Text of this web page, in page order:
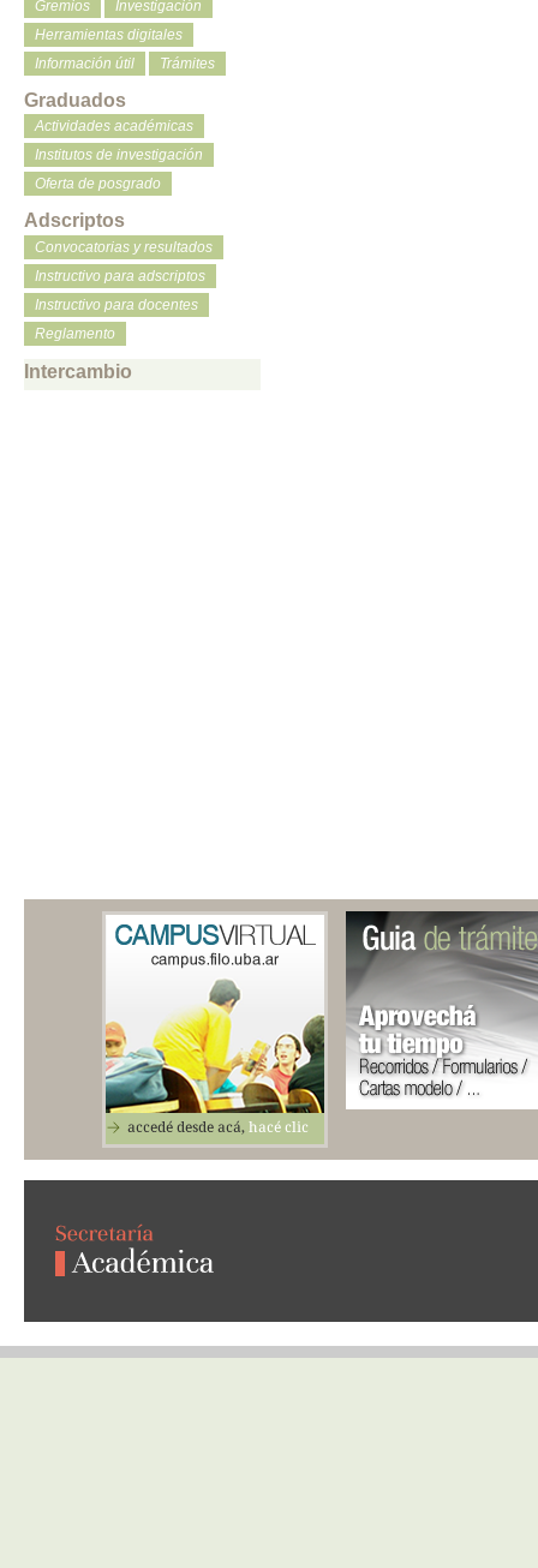
Gremios
Investigación
Herramientas digitales
Información útil
Trámites
Graduados
Actividades académicas
Institutos de investigación
Oferta de posgrado
Adscriptos
Convocatorias y resultados
Instructivo para adscriptos
Instructivo para docentes
Reglamento
Intercambio